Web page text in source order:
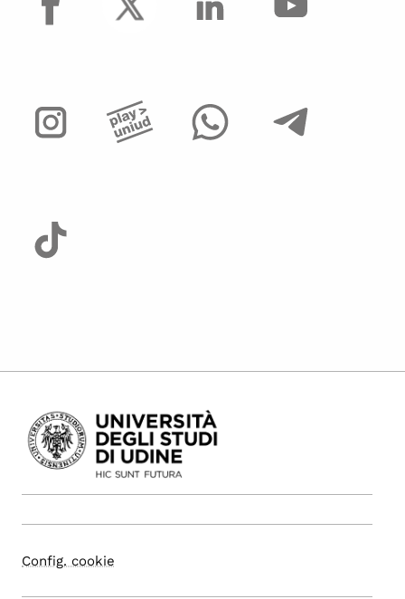
Config. cookie